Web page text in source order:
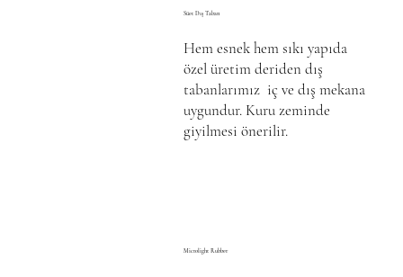
Süet Dış Taban
Microlight Rubber
Hem esnek hem sıkı yapıda
özel üretim deriden dış
tabanlarımız iç ve dış mekana
uygundur. Kuru zeminde
giyilmesi önerilir.